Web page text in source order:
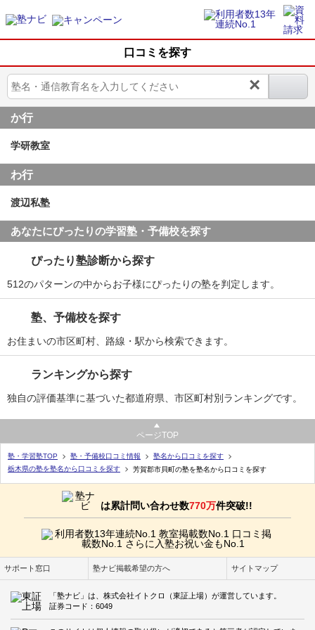
口コミを探す
×
か行
学研教室
わ行
渡辺私塾
あなたにぴったりの学習塾・予備校を探す
ぴったり塾診断から探す
512のパターンの中からお子様にぴったりの塾を判定します。
塾、予備校を探す
お住まいの市区町村、路線・駅から検索できます。
ランキングから探す
独自の評価基準に基づいた都道府県、市区町村別ランキングです。
ページTOP
塾・学習塾TOP 塾・予備校口コミ情報
塾名から口コミを探す
栃木県の塾を塾名から口コミを探す
芳賀郡市貝町の塾を塾名から口コミを探す
は累計問い合わせ数770万件突破!!
サポート窓口 塾ナビ掲載希望の方へ サイトマップ
「塾ナビ」は、株式会社イトクロ（東証上場）が運営しています。
証券コード：6049